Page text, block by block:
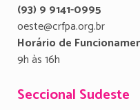
(93) 9 9141-0995
oeste@crfpa.org.br
Horário de
9h às 16h
Seccional Sudeste